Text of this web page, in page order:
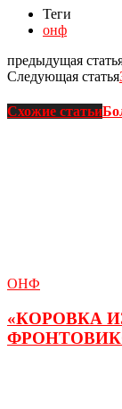
Теги
онф
предыдущая
Следующая статья
Схожие статьи
ОНФ
«КОРОВКА